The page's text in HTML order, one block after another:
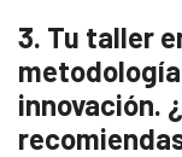
3. Tu taller
innovación.